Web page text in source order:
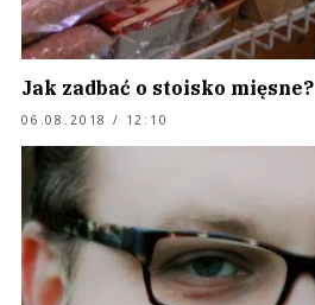
Jak zadbać o stoisko mięsne?
06.08.2018 / 12:10